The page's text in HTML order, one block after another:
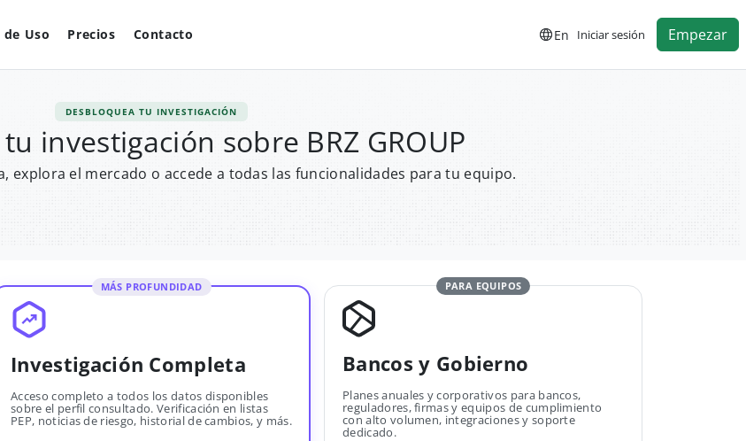
de Uso Precios Contacto En Iniciar sesión Empezar
DESBLOQUEA TU INVESTIGACIÓN
investigación sobre BRZ GROUP
explora el mercado o accede a todas las funcionalidades para tu equipo.
MÁS PROFUNDIDAD
Investigación Completa
Acceso completo a todos los datos disponibles
sobre el perfil consultado. Verificación en listas
PEP, noticias de riesgo, historial de cambios, y más.
PARA EQUIPOS
Bancos y Gobierno
Planes anuales y corporativos para bancos,
reguladores, firmas y equipos de cumplimiento
con alto volumen, integraciones y soporte
dedicado.